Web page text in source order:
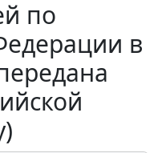
по
в